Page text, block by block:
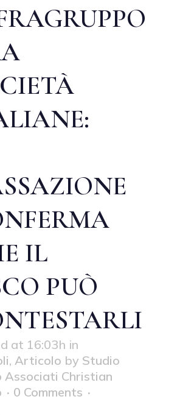
IL
PUÒ
at 16:03h in
, Articolo by Studio
Associati Christian
0 Comments